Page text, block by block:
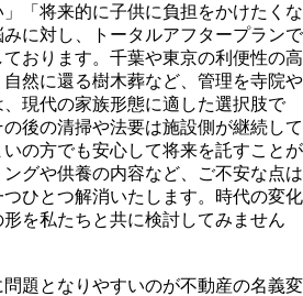
」「将来的に子供に負担をかけたくな
に対し、トータルアフタープランで
おります。千葉や東京の利便性の高
然に還る樹木葬など、管理を寺院や
現代の家族形態に適した選択肢で
後の清掃や法要は施設側が継続して
の方でも安心して将来を託すことが
グや供養の内容など、ご不安な点は
ひとつ解消いたします。時代の変化
を私たちと共に検討してみません
題となりやすいのが不動産の名義変